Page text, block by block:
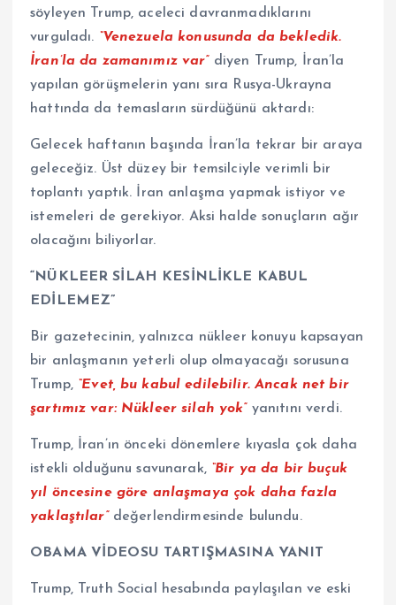
söyleyen Trump, aceleci davranmadıklarını
vurguladı. “Venezuela konusunda da bekledik.
İran’la da zamanımız var”diyen Trump, İran’la
yapılan görüşmelerin yanı sıra Rusya-Ukrayna
hattında da temasların sürdüğünü aktardı:
Gelecek haftanın başında İran’la tekrar bir araya
geleceğiz. Üst düzey bir temsilciyle verimli bir
toplantı yaptık. İran anlaşma yapmak istiyor ve
istemeleri de gerekiyor. Aksi halde sonuçların ağır
olacağını biliyorlar.
“NÜKLEER SİLAH KESİNLİKLE KABUL
EDİLEMEZ”
Bir gazetecinin, yalnızca nükleer konuyu kapsayan
bir anlaşmanın yeterli olup olmayacağı sorusuna
Trump, “Evet, bu kabul edilebilir. Ancak net bir
şartımız var: Nükleer silah yok” yanıtını verdi.
Trump, İran’ın önceki dönemlere kıyasla çok daha
istekli olduğunu savunarak,“Bir ya da bir buçuk
yıl öncesine göre anlaşmaya çok daha fazla
yaklaştılar”değerlendirmesinde bulundu.
OBAMA VİDEOSU TARTIŞMASINA YANIT
Trump, Truth Social hesabında paylaşılan ve eski